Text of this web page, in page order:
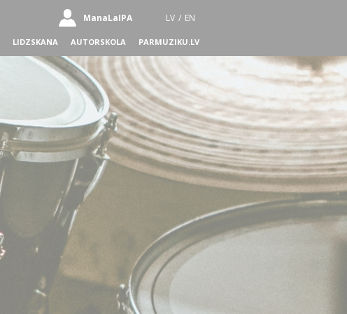
ManaLaIPA LV / EN
LIDZSKANA AUTORSKOLA PARMUZIKU.LV